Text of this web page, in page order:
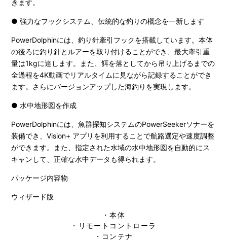
きます。
● 強力なフックシステム、伝統的な釣りの概念を一新します
PowerDolphinには、釣り針牽引フックを搭載しています。本体
の後ろに釣り針とルアーを取り付けることができ、最大牽引重
量は1kgに達します。また、餌を落としてから吊り上げるまでの
全過程を4K動画でリアルタイムに見ながら記録することができ
ます。さらにバージョンアップした海釣りを実現します。
● 水中地形図を作成
PowerDolphinには、魚群探知システムのPowerSeekerソナーを
装備でき、Vision+ アプリを利用することで航路選定や速度調整
ができます。また、指定された水域の水中地形図を自動的にス
キャンして、正確な水中データも得られます。
パッケージ内容物
ウィザード版
・本体
・リモートコントローラ
・コンテナ